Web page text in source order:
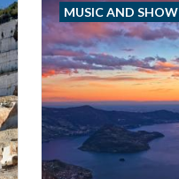
MUSIC AND SHOW